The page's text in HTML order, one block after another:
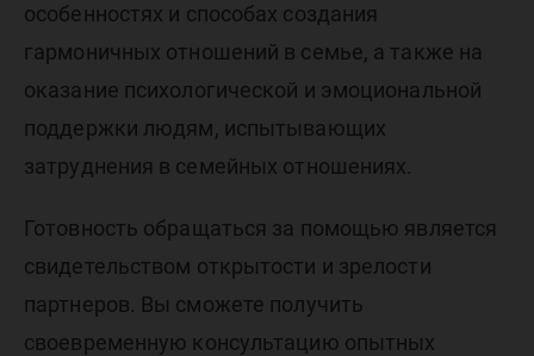
особенностях и способах создания
гармоничных отношений в семье, а также на
оказание психологической и эмоциональной
поддержки людям, испытывающих
затруднения в семейных отношениях.
Готовность обращаться за помощью является
свидетельством открытости и зрелости
партнеров. Вы сможете получить
своевременную консультацию опытных